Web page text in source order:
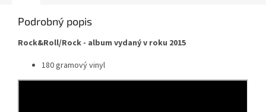
Podrobný popis
Rock&Roll/Rock - album vydaný v roku 2015
180 gramový vinyl